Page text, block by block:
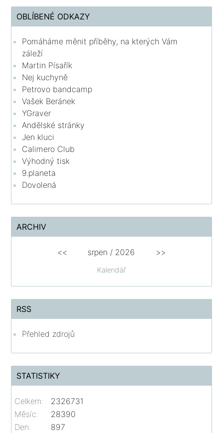
OBLÍBENÉ ODKAZY
Pomáháme měnit příběhy, na kterých Vám
záleží
Martin Písařík
Nej kuchyně
Petrovo bandcamp
Vašek Beránek
YGraver
Andělské stránky
Jen kluci
Calimero Club
Výhodný tisk
9.planeta
Dovolená
ARCHIV
Kalendář
<< srpen / 2026 >>
RSS
Přehled zdrojů
STATISTIKY
Celkem:
2326731
Měsíc:
28390
Den:
897